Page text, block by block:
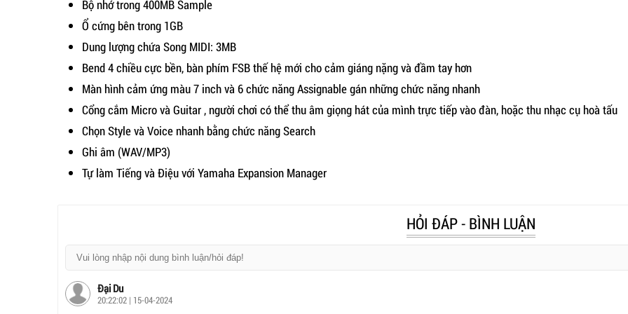
Bộ nhớ trong 400MB Sample
Ổ cứng bên trong 1GB
Dung lượng chứa Song MIDI: 3MB
Bend 4 chiều cực bền, bàn phím FSB thế hệ mới cho cảm giáng nặng và đầm tay hơn
Màn hình cảm ứng màu 7 inch và 6 chức năng Assignable gán những chức năng nhanh
Cổng cắm Micro và Guitar , người chơi có thể thu âm giọng hát của mình trực tiếp vào đàn, hoặc thu nhạc cụ hoà tấu
Chọn Style và Voice nhanh bằng chức năng Search
Ghi âm (WAV/MP3)
Tự làm Tiếng và Điệu với Yamaha Expansion Manager
HỎI ĐÁP - BÌNH LUẬN
Đại Du
20:22:02 | 15-04-2024